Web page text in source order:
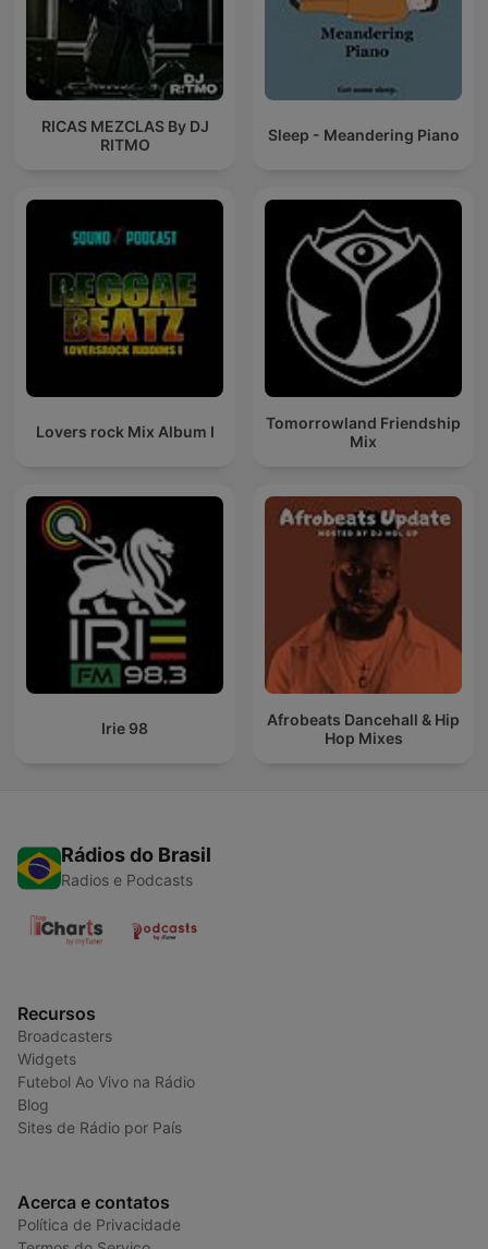
RICAS MEZCLAS By DJ
RITMO
Sleep - Meandering Piano
Lovers rock Mix Album I
Tomorrowland Friendship
Mix
Irie 98
Afrobeats Dancehall & Hip
Hop Mixes
Rádios do Brasil
Radios e Podcasts
Recursos
Broadcasters
Widgets
Futebol Ao Vivo na Rádio
Blog
Sites de Rádio por País
Acerca e contatos
Política de Privacidade